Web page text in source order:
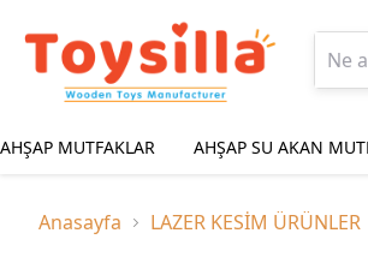
AHŞAP MUTFAKLAR AHŞAP SU AKAN
Anasayfa LAZER KESİM ÜRÜNLER